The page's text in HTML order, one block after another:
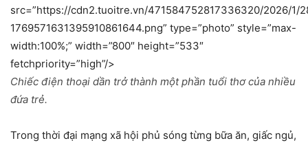
src=”https://cdn2.tuoitre.vn/471584752817336320/2026/1/
1769571631395910861644.png” type=”photo” style=”max-
width:100%;” width=”800″ height=”533″
fetchpriority=”high”/>
Chiếc điện thoại dần trở thành một phần tuổi thơ của nhiều
đứa trẻ.
Trong thời đại mạng xã hội phủ sóng từng bữa ăn, giấc ngủ,